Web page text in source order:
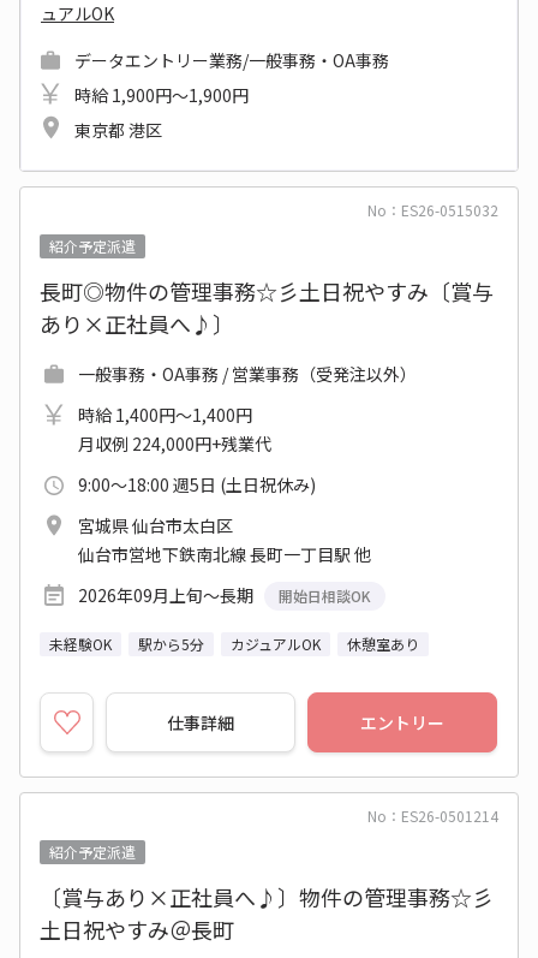
ュアルOK
データエントリー業務/一般事務・OA事務
時給 1,900円～1,900円
東京都 港区
No：ES26-0515032
紹介予定派遣
長町◎物件の管理事務☆彡土日祝やすみ〔賞与
あり×正社員へ♪〕
一般事務・OA事務 / 営業事務（受発注以外）
時給 1,400円～1,400円
月収例 224,000円+残業代
9:00～18:00 週5日 (土日祝休み)
宮城県 仙台市太白区
仙台市営地下鉄南北線 長町一丁目駅 他
2026年09月上旬～長期
開始日相談OK
未経験OK 駅から5分 カジュアルOK 休憩室あり
仕事詳細 エントリー
No：ES26-0501214
紹介予定派遣
〔賞与あり×正社員へ♪〕物件の管理事務☆彡
土日祝やすみ＠長町